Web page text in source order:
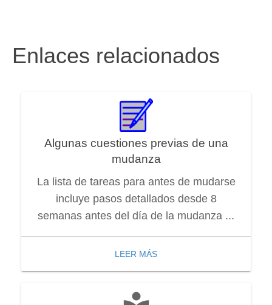
Enlaces relacionados
Algunas cuestiones previas de una
mudanza
La lista de tareas para antes de mudarse
incluye pasos detallados desde 8
semanas antes del día de la mudanza ...
LEER MÁS